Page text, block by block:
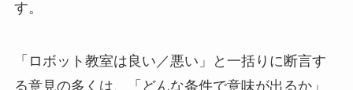
す。
「ロボット教室は良い／悪い」と一括りに断言す
る意見の多くは、「どんな条件で意味が出るか」